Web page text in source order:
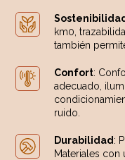
Sostenibilidad
km0,
también
Confort:
adecuado,
ruido.
Durabilidad :
Materiales con